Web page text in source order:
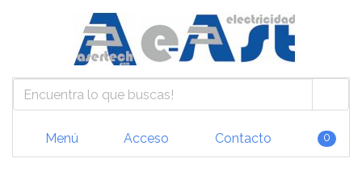
Menú Acceso Contacto 0